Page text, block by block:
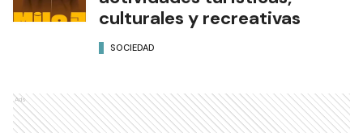
culturales y recreativas
SOCIEDAD
Ads